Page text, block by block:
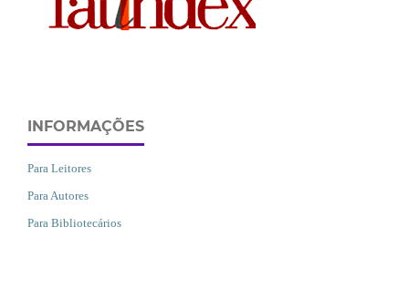
INFORMAÇÕES
Para Leitores
Para Autores
Para Bibliotecários